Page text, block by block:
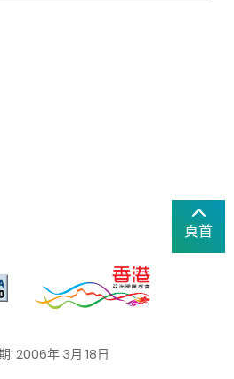
頁首
: 2006年 3月 18日